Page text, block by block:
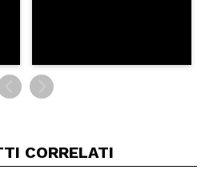
CORRELATI